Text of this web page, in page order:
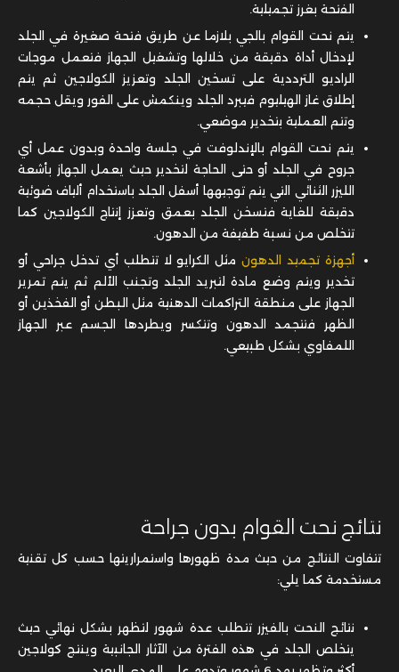
الفتحة بغرز تجميلية.
يتم نحت القوام بالجي بلازما عن طريق فتحة صغيرة في الجلد
لإدخال أداة دقيقة من خلالها وتشغيل الجهاز فتعمل موجات
الراديو الترددية على تسخين الجلد وتعزيز الكولاجين ثم يتم
إطلاق غاز الهيليوم فيبرد الجلد وينكمش على الفور ويقل حجمه
وتتم العملية بتخدير موضعي.
يتم نحت القوام بالإندلوفت في جلسة واحدة وبدون عمل أي
جروح في الجلد أو حتى الحاجة لتخدير حيث يعمل الجهاز بأشعة
الليزر الثنائي التي يتم توجيهها أسفل الجلد باستخدام ألياف ضوئية
دقيقة للغاية فتسخن الجلد بعمق وتعزز إنتاج الكولاجين كما
تتخلص من نسبة طفيفة من الدهون.
أجهزة تجميد الدهون مثل الكرايو لا تتطلب أي تدخل جراحي أو
تخدير ويتم وضع مادة لتبريد الجلد وتجنب الألم ثم يتم تمرير
الجهاز على منطقة التراكمات الدهنية مثل البطن أو الفخذين أو
الظهر فتتجمد الدهون وتتكسر ويطردها الجسم عبر الجهاز
اللمفاوي بشكل طبيعي.
نتائج نحت القوام بدون جراحة
تتفاوت النتائج من حيث مدة ظهورها واستمراريتها حسب كل تقنية
مستخدمة كما يلي:
نتائج النحت بالفيزر تتطلب عدة شهور لتظهر بشكل نهائي حيث
يتخلص الجلد في هذه الفترة من الآثار الجانبية وينتج كولاجين